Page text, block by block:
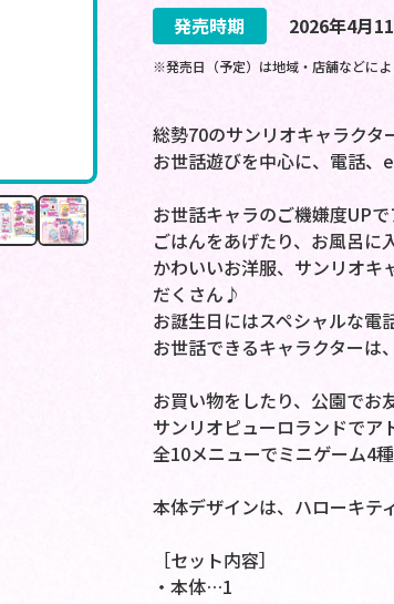
発売時期
2026年4月11
※発売日（予定）は地域・店舗などに
総勢70のサンリオキャラクタ
お世話遊びを中心に、電話
お世話キャラのご機嫌度UP
ごはんをあげたり、お風呂に
かわいいお洋服、サンリオキ
だくさん♪
お誕生日にはスペシャルな電
お世話できるキャラクターは
お買い物をしたり、公園でお
サンリオピューロランドでア
全10メニューでミニゲーム4種
本体デザインは、ハローキ
［セット内容］
・本体…1